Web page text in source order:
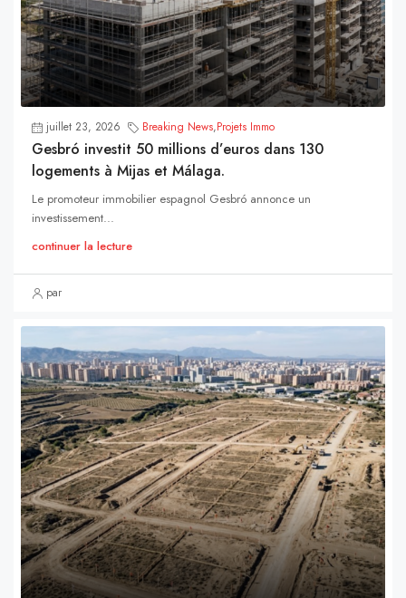
juillet 23, 2026 Breaking News,Projets Immo
Gesbró investit 50 millions d’euros dans 130
logements à Mijas et Málaga.
Le promoteur immobilier espagnol Gesbró annonce un
investissement...
continuer la lecture
par